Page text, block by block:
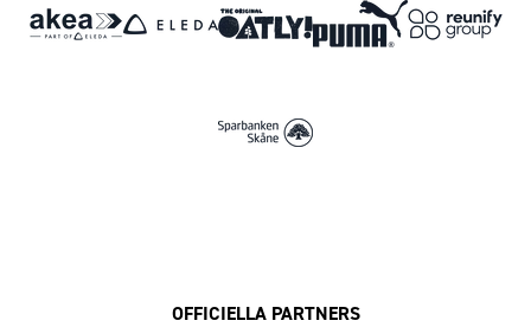
OFFICIELLA PARTNERS